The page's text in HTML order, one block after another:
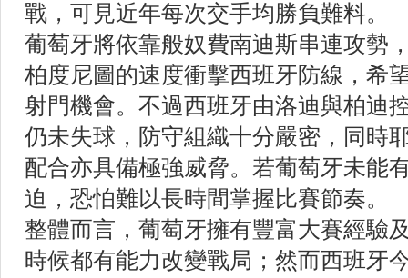
戰，可見近年每次交手均勝負難料。
葡萄牙將依靠般奴費南迪斯串連攻勢
柏度尼圖的速度衝擊西班牙防線，希
射門機會。不過西班牙由洛迪與柏迪
仍未失球，防守組織十分嚴密，同時
配合亦具備極強威脅。若葡萄牙未能
迫，恐怕難以長時間掌握比賽節奏。
整體而言，葡萄牙擁有豐富大賽經驗
時候都有能力改變戰局；然而西班牙